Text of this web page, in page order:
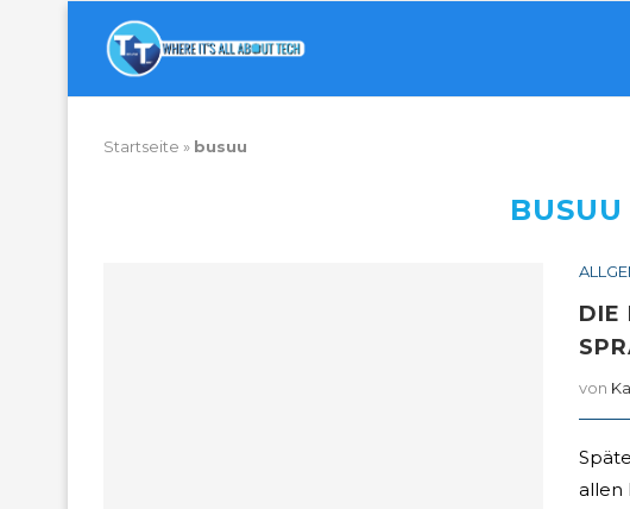
Startseite » busuu
BUSUU
DIE
von
allen